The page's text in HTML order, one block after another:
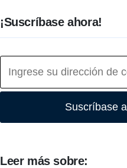
¡Suscríbase ahora!
Suscríbase
Leer más sobre: